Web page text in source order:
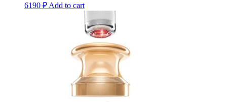
6190 ₽ Add to cart